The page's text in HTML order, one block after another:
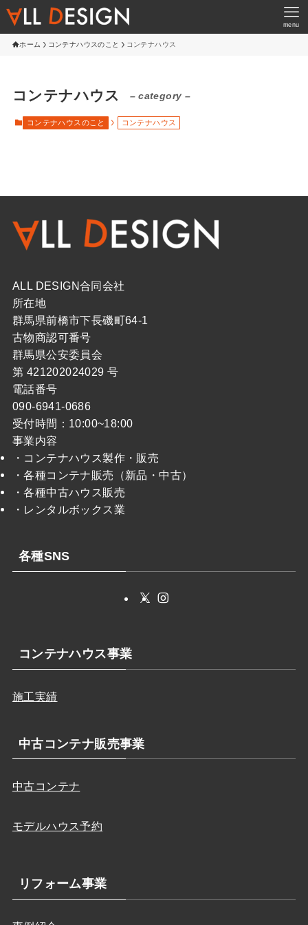
menu
ホーム コンテナハウスのこと コンテナハウス
コンテナハウス – category –
コンテナハウスのこと コンテナハウス
ALL DESIGN合同会社
所在地
群馬県前橋市下長磯町64-1
古物商認可番号
群馬県公安委員会
第 421202024029 号
電話番号
090-6941-0686
受付時間：10:00~18:00
事業内容
・コンテナハウス製作・販売
・各種コンテナ販売（新品・中古）
・各種中古ハウス販売
・レンタルボックス業
各種SNS
コンテナハウス事業
施工実績
中古コンテナ販売事業
中古コンテナ
モデルハウス予約
リフォーム事業